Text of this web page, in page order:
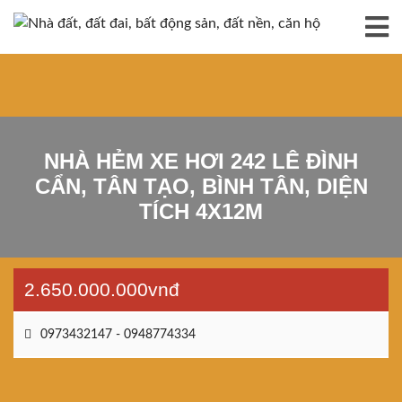
NHÀ HẺM XE HƠI 242 LÊ ĐÌNH
CẨN, TÂN TẠO, BÌNH TÂN, DIỆN
TÍCH 4X12M
2.650.000.000vnđ
0973432147 - 0948774334